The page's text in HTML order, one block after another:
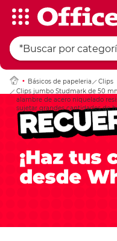
Básicos de papeleria
Clips
Clips jumbo Studmark de 50
alambre de acero niquelado
sujetar grandes cantidades de